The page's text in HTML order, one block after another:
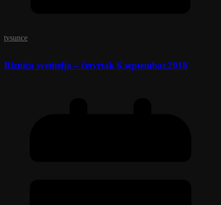
tvsunce
Riznica svetitelja – četvrtak 6.septembar.2018